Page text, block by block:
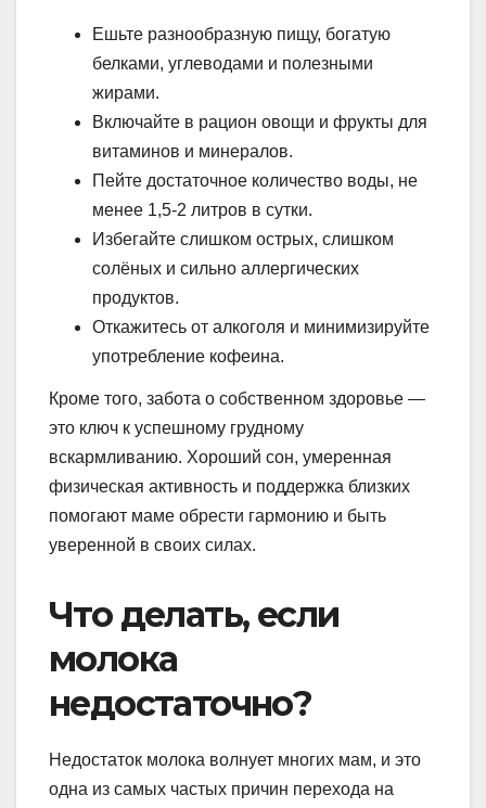
Ешьте разнообразную пищу, богатую
белками, углеводами и полезными
жирами.
Включайте в рацион овощи и фрукты для
витаминов и минералов.
Пейте достаточное количество воды, не
менее 1,5-2 литров в сутки.
Избегайте слишком острых, слишком
солёных и сильно аллергических
продуктов.
Откажитесь от алкоголя и минимизируйте
употребление кофеина.
Кроме того, забота о собственном здоровье —
это ключ к успешному грудному
вскармливанию. Хороший сон, умеренная
физическая активность и поддержка близких
помогают маме обрести гармонию и быть
уверенной в своих силах.
Что делать, если
молока
недостаточно?
Недостаток молока волнует многих мам, и это
одна из самых частых причин перехода на